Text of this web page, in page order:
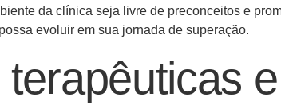
da clínica seja livre de preconceitos e
evoluir em sua jornada de superação.
e